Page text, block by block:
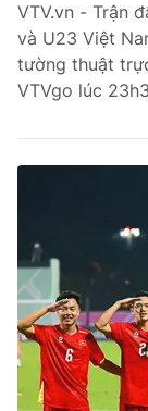
VTV.vn - Trận
và U23 Việt
tường thuật
VTVgo lúc